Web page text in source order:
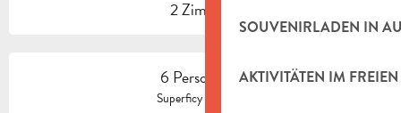
SOUVENIRLADEN IN
AKTIVITÄTEN IM FREIEN
2 Zimmer
6 Person(en)
Superficy : 60 m